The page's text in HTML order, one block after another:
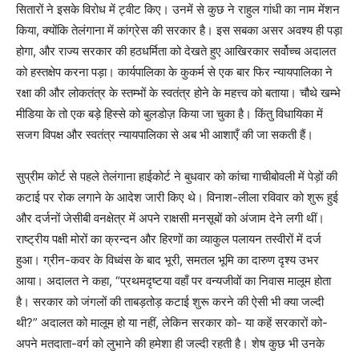
सितारों ने इसके विरोध में ट्वीट किए। उनमें से कुछ ने राहुल गांधी का नाम मेंशन
किया, क्योंकि तेलंगाना में कांग्रेस की सरकार है। इस सबका असर अवश्य ही पड़ा
होगा, और राज्य सरकार की हठधर्मिता को देखते हुए आखिरकार सर्वोच्च अदालत
को हस्तक्षेप करना पड़ा। कार्यपालिका के कुकर्म से एक बार फिर न्यायपालिका ने
रक्षा की और लोकतंत्र के स्तम्भों के स्वतंत्र होने के महत्त्व को बताया। चौथे खम्भे
मीडिया के तो एक बड़े हिस्से को बुलडोज़ किया जा चुका है। किंतु विधायिका में
सजग विपक्ष और स्वतंत्र न्यायपालिका से अब भी आशाएँ की जा सकती हैं।
सुप्रीम कोर्ट से पहले तेलंगाना हाईकोर्ट ने बुधवार को कांचा गाचीबोवली में पेड़ों की
कटाई पर रोक लगाने के आदेश जारी किए थे। विनाश-लीला रविवार को शुरू हुई
और दर्जनों जेसीबी वनक्षेत्र में अपने राक्षसी मनसूबों को अंजाम देने लगी थीं।
राष्ट्रीय पक्षी मोरों का क्रन्दन और हिरणों का व्याकुल पलायन तस्वीरों में दर्ज
हुआ। ग्रीन-कवर के विध्वंस के बाद भूरी, समतल भूमि का दारुण दृश्य उभर
आया। अदालत ने कहा, “प्रथमदृष्टया वहाँ पर वन्यजीवों का निवास मालूम होता
है। सरकार को जंगलों की ताबड़तोड़ कटाई शुरू करने की ऐसी भी क्या जल्दी
थी?” अदालत को मालूम हो या नहीं, लेकिन सरकार को- या कहें सरकारों को-
अपने मतदाता-वर्ग को लुभाने की हमेशा ही जल्दी रहती है। शेष कुछ भी उनके